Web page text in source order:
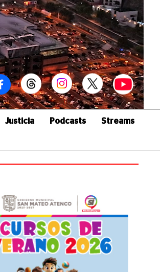
Justicia Podcasts Streams